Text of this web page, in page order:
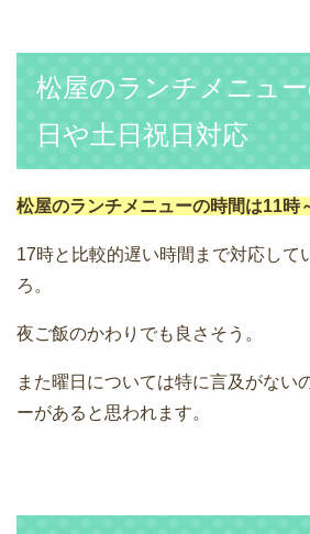
松屋のランチメニュ
日や土日祝日対応
松屋のランチメニューの時間は11時
17時と比較的遅い時間まで対応して
ろ。
夜ご飯のかわりでも良さそう。
また曜日については特に言及がない
ーがあると思われます。